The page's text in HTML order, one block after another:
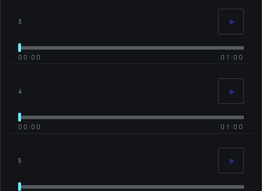
3
00:00 01:00
4
00:00 01:00
5